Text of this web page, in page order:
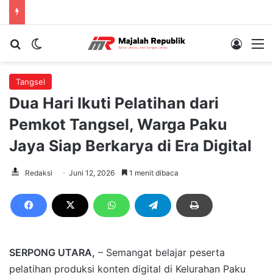
Cari berita...Switch skin Log In
Tangsel
Dua Hari Ikuti Pelatihan dari
Pemkot Tangsel, Warga Paku
Jaya Siap Berkarya di Era Digital
Redaksi Juni 12, 2026 1 menit dibaca
SERPONG UTARA, – Semangat belajar peserta
pelatihan produksi konten digital di Kelurahan Paku